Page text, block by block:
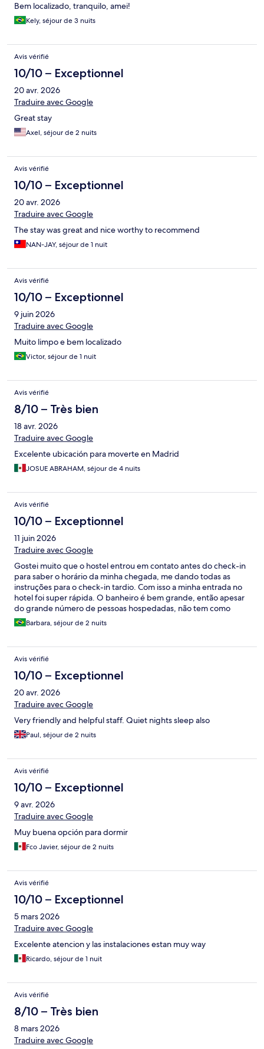
Bem localizado, tranquilo, amei!
Kely, séjour de 3 nuits
Avis vérifié
10/10 – Exceptionnel
20 avr. 2026
Traduire avec Google
Great stay
Axel, séjour de 2 nuits
Avis vérifié
10/10 – Exceptionnel
20 avr. 2026
Traduire avec Google
The stay was great and nice worthy to recommend
NAN-JAY, séjour de 1 nuit
Avis vérifié
10/10 – Exceptionnel
9 juin 2026
Traduire avec Google
Muito limpo e bem localizado
Victor, séjour de 1 nuit
Avis vérifié
8/10 – Très bien
18 avr. 2026
Traduire avec Google
Excelente ubicación para moverte en Madrid
JOSUE ABRAHAM, séjour de 4 nuits
Avis vérifié
10/10 – Exceptionnel
11 juin 2026
Traduire avec Google
Gostei muito que o hostel entrou em contato antes do check-in
para saber o horário da minha chegada, me dando todas as
instruções para o check-in tardio. Com isso a minha entrada no
hotel foi super rápida. O banheiro é bem grande, então apesar
do grande número de pessoas hospedadas, não tem como
passar aperto. A localização também é ótima, próxima ao Metrô
e a Gran Via
Barbara, séjour de 2 nuits
Avis vérifié
10/10 – Exceptionnel
20 avr. 2026
Traduire avec Google
Very friendly and helpful staff. Quiet nights sleep also
Paul, séjour de 2 nuits
Avis vérifié
10/10 – Exceptionnel
9 avr. 2026
Traduire avec Google
Muy buena opción para dormir
Fco Javier, séjour de 2 nuits
Avis vérifié
10/10 – Exceptionnel
5 mars 2026
Traduire avec Google
Excelente atencion y las instalaciones estan muy way
Ricardo, séjour de 1 nuit
Avis vérifié
8/10 – Très bien
8 mars 2026
Traduire avec Google